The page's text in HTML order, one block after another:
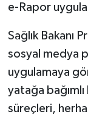
e-Rapor
Sağlık Bakanı
sosyal medya
uygulamaya
yatağa
süreçleri,